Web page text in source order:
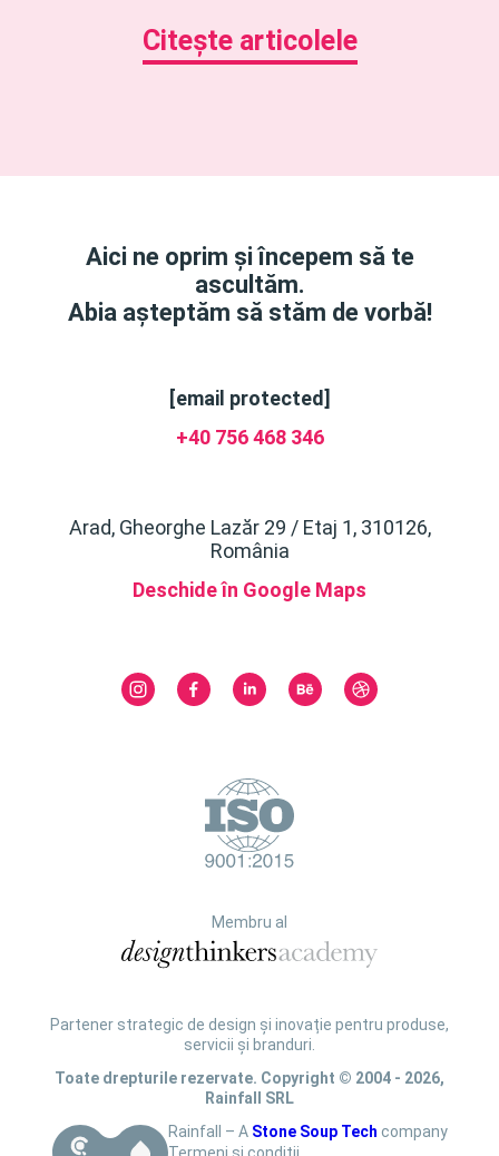
Citește articolele
Aici ne oprim și începem să te
ascultăm.
Abia așteptăm să stăm de vorbă!
[email protected]
+40 756 468 346
Arad, Gheorghe Lazăr 29 / Etaj 1, 310126,
România
Deschide în Google Maps
Partener strategic de design și inovație pentru produse,
servicii și branduri.
Toate drepturile rezervate. Copyright © 2004 - 2026,
Rainfall SRL
Rainfall – A Stone Soup Tech company
Membru al